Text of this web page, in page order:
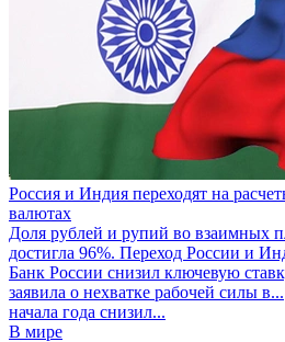
Россия и Индия переходят на
валютах
Доля рублей и рупий во взаимных
достигла 96%. Переход России и
Банк России снизил ключевую
заявила о нехватке рабочей силы в...
начала года снизил...
В мире